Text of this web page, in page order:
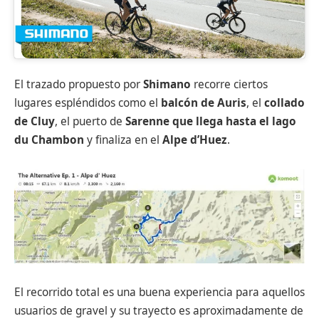
El trazado propuesto porShimano recorre ciertos
lugares espléndidos como el balcón de Auris, el collado
de Cluy, el puerto de Sarenne que llega hasta el lago
du Chambon y finaliza en el Alpe d’Huez.
El recorrido total es una buena experiencia para aquellos
usuarios de gravel y su trayecto es aproximadamente de